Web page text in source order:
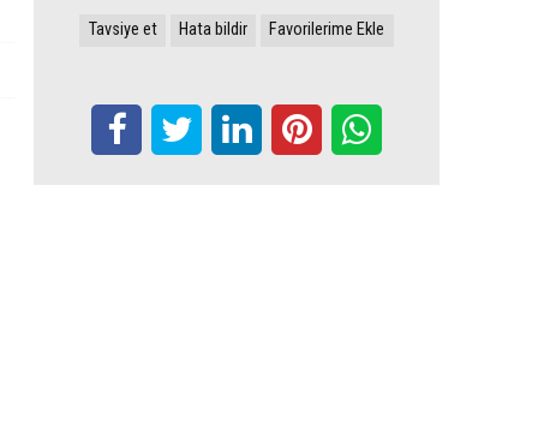
Tavsiye et Hata bildir Favorilerime Ekle